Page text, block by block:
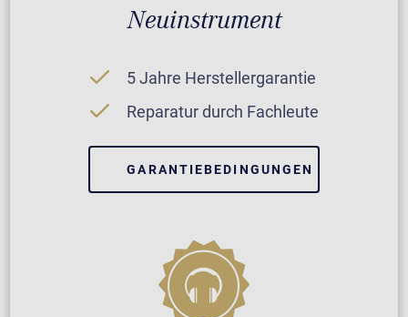
Neuinstrument
5 Jahre Herstellergarantie
Reparatur durch Fachleute
GARANTIEBEDINGUNGEN